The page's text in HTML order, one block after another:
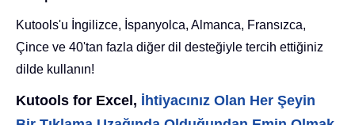
Kutools'u İngilizce, İspanyolca, Almanca, Fransızca,
Çince ve 40'tan fazla diğer dil desteğiyle tercih ettiğiniz
dilde kullanın!
Kutools for Excel, İhtiyacınız Olan Her Şeyin